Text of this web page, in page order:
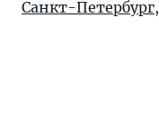
Санкт-Петербург,